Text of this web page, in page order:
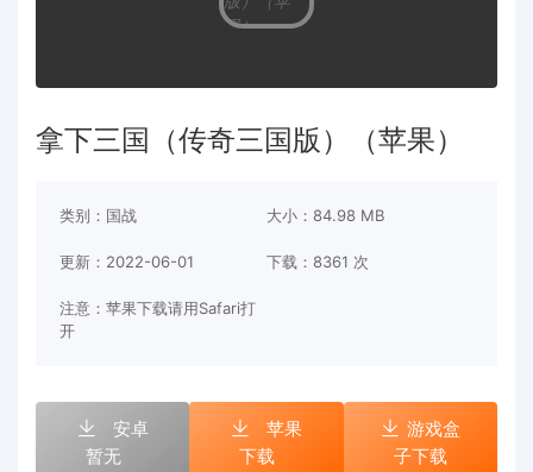
拿下三国（传奇三国版）（苹果）
类别：国战 大小：84.98 MB
更新：2022-06-01 下载： 8361 次
注意：苹果下载请用Safari打
开
安卓
暂无
苹果
下载
游戏盒
子下载